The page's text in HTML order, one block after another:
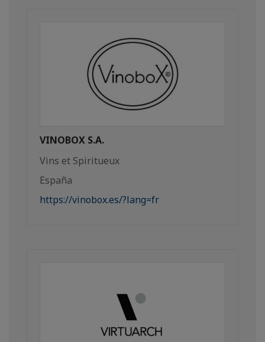
VINOBOX S.A.
Vins et Spiritueux
España
https://vinobox.es/?lang=fr